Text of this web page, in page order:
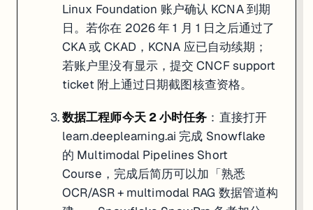
Linux Foundation 账户确认 KCNA 到期
日。若你在 2026 年 1 月 1 日之后通过了
CKA 或 CKAD，KCNA 应已自动续期；
若账户里没有显示，提交 CNCF support
ticket 附上通过日期截图核查资格。
数据工程师今天 2 小时任务 ：直接打开
learn.deeplearning.ai 完成 Snowflake
的 Multimodal Pipelines Short
Course，完成后简历可以加「熟悉
OCR/ASR + multimodal RAG 数据管道构